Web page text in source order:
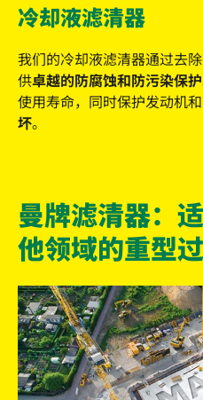
冷却液滤清器
我们的冷却液滤清器通过去除
供卓越的防腐蚀和防污染保护
使用寿命，同时保护发动机
坏。
曼牌滤清器：
他领域的重型